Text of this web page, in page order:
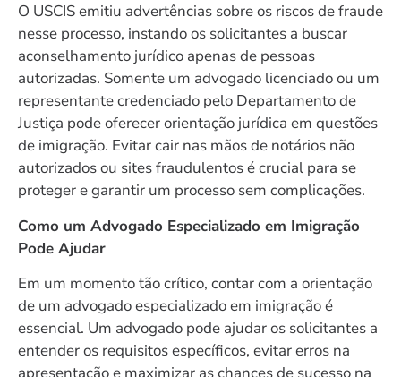
O USCIS emitiu advertências sobre os riscos de fraude
nesse processo, instando os solicitantes a buscar
aconselhamento jurídico apenas de pessoas
autorizadas. Somente um advogado licenciado ou um
representante credenciado pelo Departamento de
Justiça pode oferecer orientação jurídica em questões
de imigração. Evitar cair nas mãos de notários não
autorizados ou sites fraudulentos é crucial para se
proteger e garantir um processo sem complicações.
Como um Advogado Especializado em Imigração
Pode Ajudar
Em um momento tão crítico, contar com a orientação
de um advogado especializado em imigração é
essencial. Um advogado pode ajudar os solicitantes a
entender os requisitos específicos, evitar erros na